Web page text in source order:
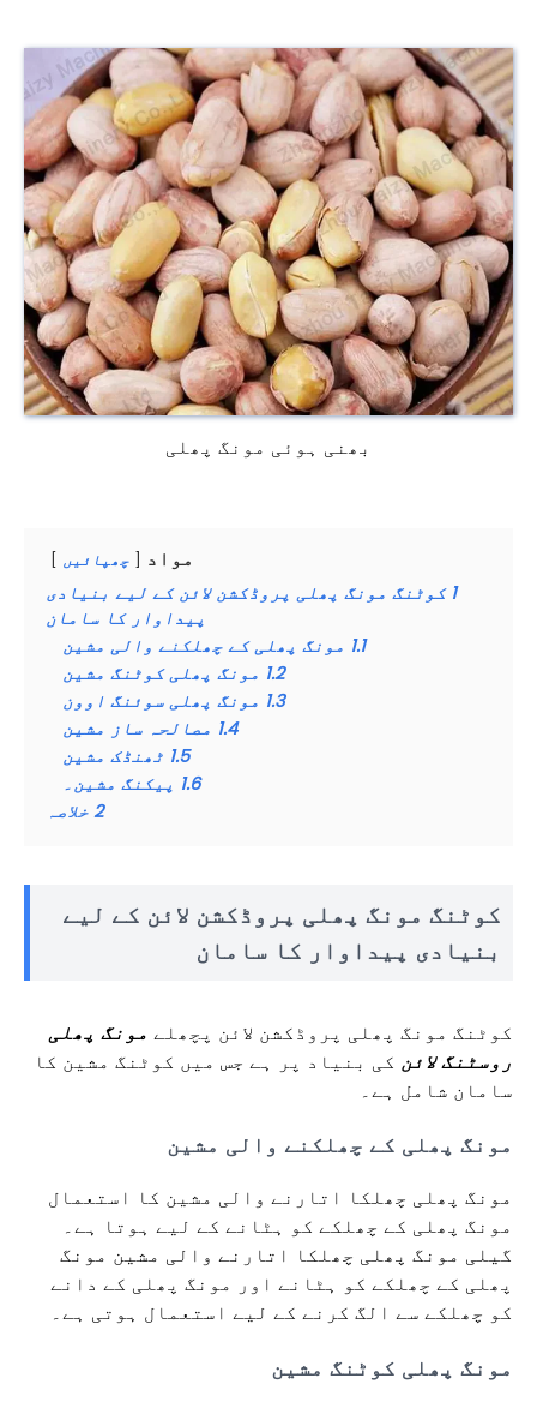
بھنی ہوئی مونگ پھلی
مواد چھپائیں
1 کوٹنگ مونگ پھلی پروڈکشن لائن کے لیے بنیادی
پیداوار کا سامان
1.1 مونگ پھلی کے چھلکنے والی مشین
1.2 مونگ پھلی کوٹنگ مشین
1.3 مونگ پھلی سوئنگ اوون
1.4 مصالحہ ساز مشین
1.5 ٹھنڈک مشین
1.6 پیکنگ مشین۔
2 خلاصہ
کوٹنگ مونگ پھلی پروڈکشن لائن کے لیے
بنیادی پیداوار کا سامان
کوٹنگ مونگ پھلی پروڈکشن لائن پچھلے مونگ پھلی
روسٹنگ لائن کی بنیاد پر ہے جس میں کوٹنگ مشین کا
سامان شامل ہے۔
مونگ پھلی کے چھلکنے والی مشین
مونگ پھلی چھلکا اتارنے والی مشین کا استعمال
مونگ پھلی کے چھلکے کو ہٹانے کے لیے ہوتا ہے۔
گیلی مونگ پھلی چھلکا اتارنے والی مشین مونگ
پھلی کے چھلکے کو ہٹانے اور مونگ پھلی کے دانے
کو چھلکے سے الگ کرنے کے لیے استعمال ہوتی ہے۔
مونگ پھلی کوٹنگ مشین